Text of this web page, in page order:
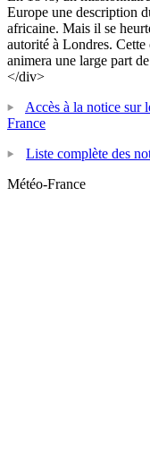
Europe une description
africaine. Mais il se
autorité à Londres.
animera une large part
</div>
Accès à la notice sur
France
Liste complète des
Météo-France